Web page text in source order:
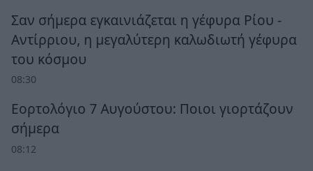
Σαν σήμερα εγκαινιάζεται η γέφυρα Ρίου -
Αντίρριου, η μεγαλύτερη καλωδιωτή γέφυρα
του κόσμου
08:30
Εορτολόγιο 7 Αυγούστου: Ποιοι γιορτάζουν
σήμερα
08:12